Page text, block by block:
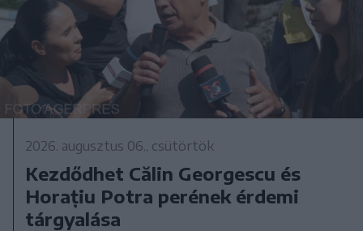
2026. augusztus 06., csütörtök
Kezdődhet Călin Georgescu és
Horațiu Potra perének érdemi
tárgyalása